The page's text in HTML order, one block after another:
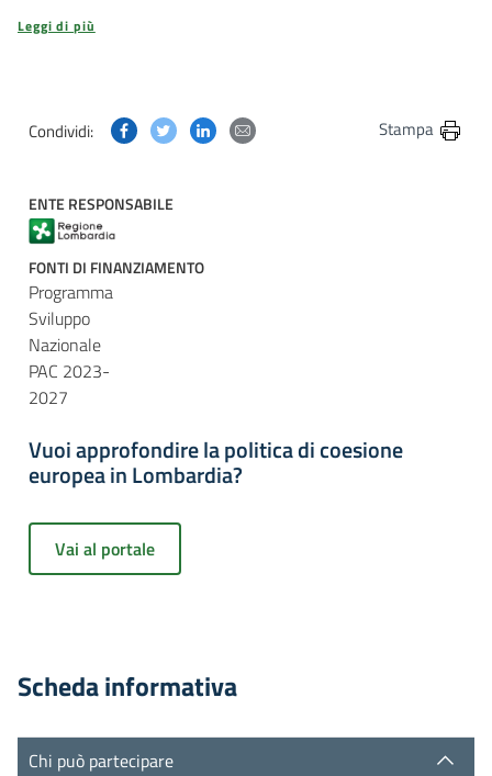
Leggi di più
Condividi: Condividi questa pagina su Facebook
Condividi questa pagina su Twitter
Condividi questa pagina su Linkedin
Condividi questa pagina via
Stampa
ENTE RESPONSABILE
FONTI DI FINANZIAMENTO
Programma
Sviluppo
Nazionale
PAC 2023-
2027
Vuoi approfondire la politica di coesione
europea in Lombardia?
Vai al portale
Scheda informativa
Chi può partecipare